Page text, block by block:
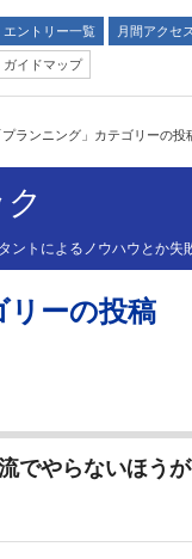
エントリー一覧 月間アクセ
ガイドマップ
プランニング」カテゴリーの投
ントによるノウハウとか失
リーの投稿
でやらないほう